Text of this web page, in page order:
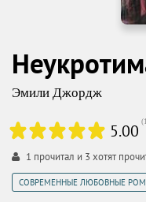
Эмили Джордж
5.00 (1
1 прочитал и 3 хотят
СОВРЕМЕННЫЕ ЛЮБОВНЫЕ